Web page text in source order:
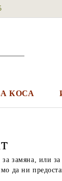
КОСА
замяна, или
да ни